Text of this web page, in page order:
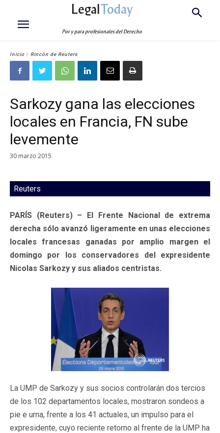
LegalToday
Por y para profesionales del Derecho
Inicio Rincón de Reuters
Sarkozy gana las elecciones
locales en Francia, FN sube
levemente
30 marzo 2015
Reuters
PARÍS (Reuters) – El Frente Nacional de extrema
derecha sólo avanzó ligeramente en unas elecciones
locales francesas ganadas por amplio margen el
domingo por los conservadores del expresidente
Nicolas Sarkozy y sus aliados centristas.
La UMP de Sarkozy y sus socios controlarán dos tercios
de los 102 departamentos locales, mostraron sondeos a
pie e urna, frente a los 41 actuales, un impulso para el
expresidente, cuyo reciente retorno al frente de la UMP ha